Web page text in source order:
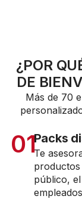
¿POR
DE
Más de 70
01Packs
Te
productos
público,